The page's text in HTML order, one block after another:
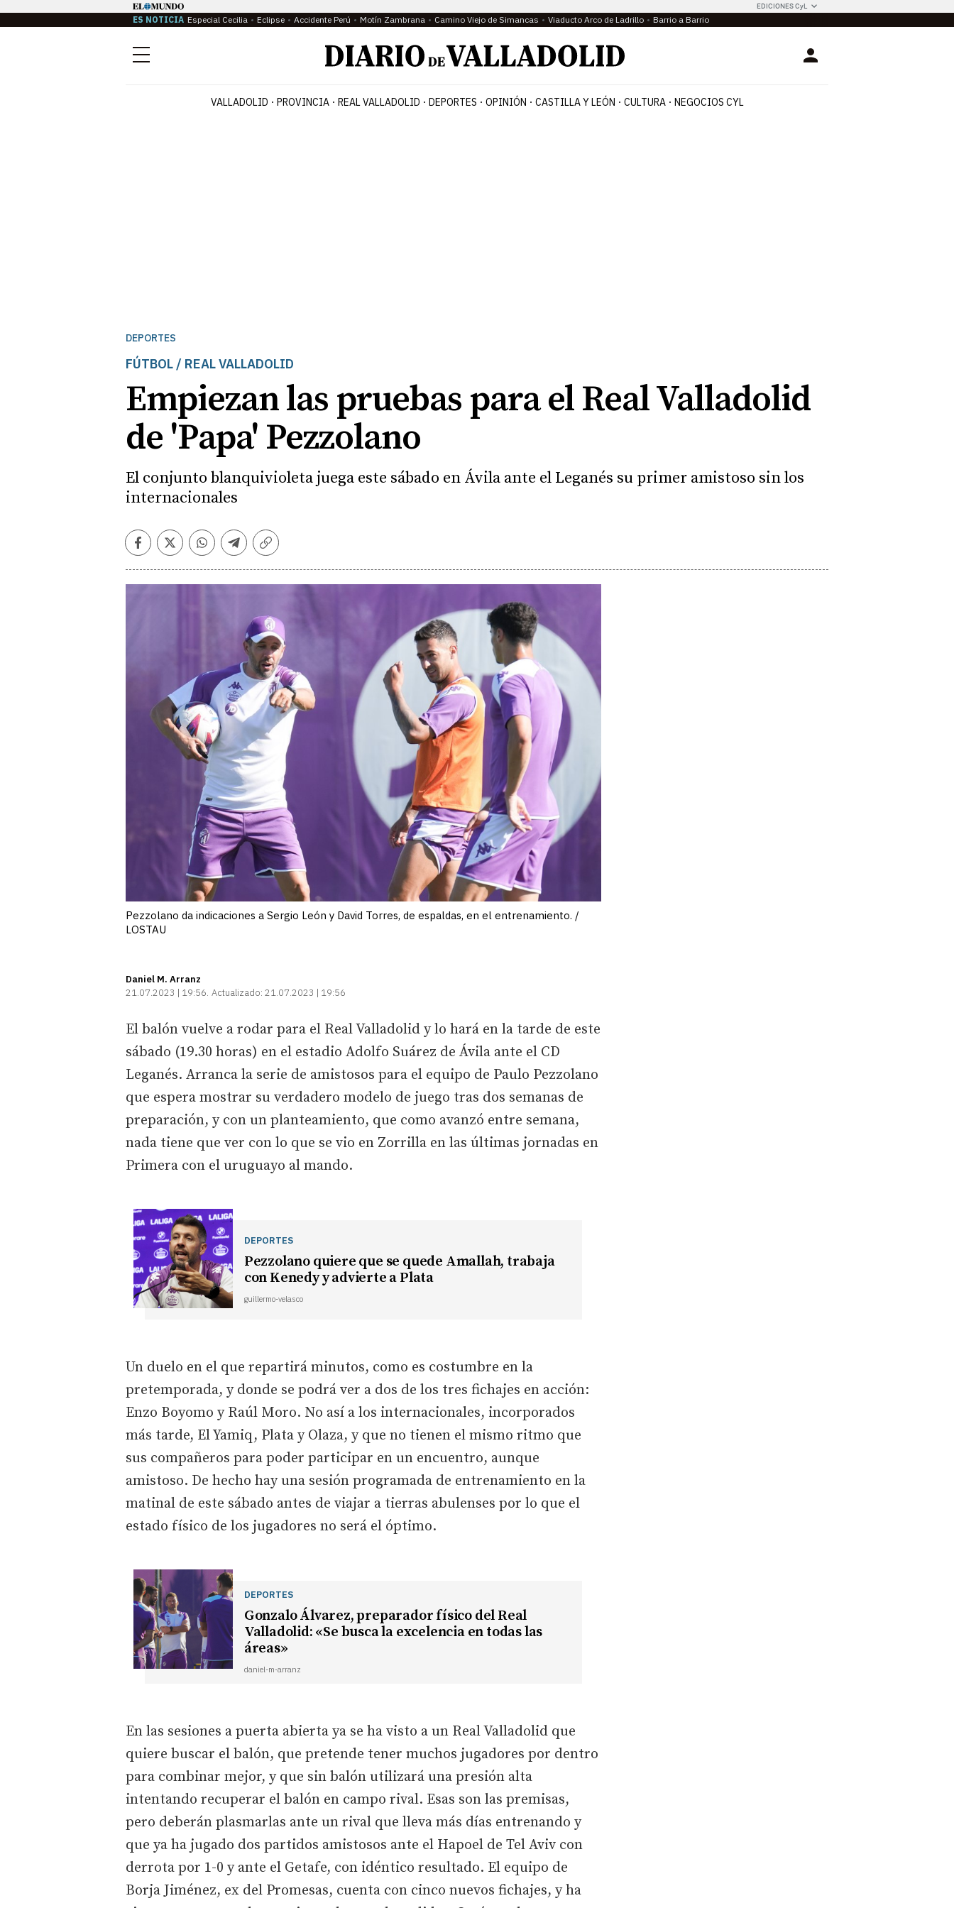
EDICIONES CyL
ES NOTICIA Especial Cecilia Eclipse Accidente Perú Motín Zambrana Camino Viejo de Simancas Viaducto Arco de Ladrillo Barrio a Barrio
Menú Login
VALLADOLID PROVINCIA REAL VALLADOLID DEPORTES OPINIÓN CASTILLA Y LEÓN CULTURA NEGOCIOS CYL
DEPORTES
FÚTBOL / REAL VALLADOLID
Empiezan las pruebas para el Real Valladolid
de 'Papa' Pezzolano
El conjunto blanquivioleta juega este sábado en Ávila ante el Leganés su primer amistoso sin los
internacionales
Facebook
TwitterWhatsapp
Telegram
Copiar
Pezzolano da indicaciones a Sergio León y David Torres, de espaldas, en el entrenamiento. /
LOSTAU
Daniel M. Arranz
21.07.2023 | 19:56 Actualizado: 21.07.2023 | 19:56
El balón vuelve a rodar para el Real Valladolid y lo hará en la tarde de este
sábado (19.30 horas) en el estadio Adolfo Suárez de Ávila ante el CD
Leganés. Arranca la serie de amistosos para el equipo de Paulo Pezzolano
que espera mostrar su verdadero modelo de juego tras dos semanas de
preparación, y con un planteamiento, que como avanzó entre semana,
nada tiene que ver con lo que se vio en Zorrilla en las últimas jornadas en
Primera con el uruguayo al mando.
DEPORTES
Pezzolano quiere que se quede Amallah, trabaja
con Kenedy y advierte a Plata
guillermo-velasco
Un duelo en el que repartirá minutos, como es costumbre en la
pretemporada, y donde se podrá ver a dos de los tres fichajes en acción:
Enzo Boyomo y Raúl Moro. No así a los internacionales, incorporados
más tarde, El Yamiq, Plata y Olaza, y que no tienen el mismo ritmo que
sus compañeros para poder participar en un encuentro, aunque
amistoso. De hecho hay una sesión programada de entrenamiento en la
matinal de este sábado antes de viajar a tierras abulenses por lo que el
estado físico de los jugadores no será el óptimo.
DEPORTES
Gonzalo Álvarez, preparador físico del Real
Valladolid: «Se busca la excelencia en todas las
áreas»
daniel-m-arranz
En las sesiones a puerta abierta ya se ha visto a un Real Valladolid que
quiere buscar el balón, que pretende tener muchos jugadores por dentro
para combinar mejor, y que sin balón utilizará una presión alta
intentando recuperar el balón en campo rival. Esas son las premisas,
pero deberán plasmarlas ante un rival que lleva más días entrenando y
que ya ha jugado dos partidos amistosos ante el Hapoel de Tel Aviv con
derrota por 1-0 y ante el Getafe, con idéntico resultado. El equipo de
Borja Jiménez, ex del Promesas, cuenta con cinco nuevos fichajes, y ha